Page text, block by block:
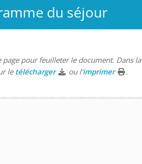
du séjour
page pour feuilleter le document. Dans la
le télécharger ou l'imprimer .